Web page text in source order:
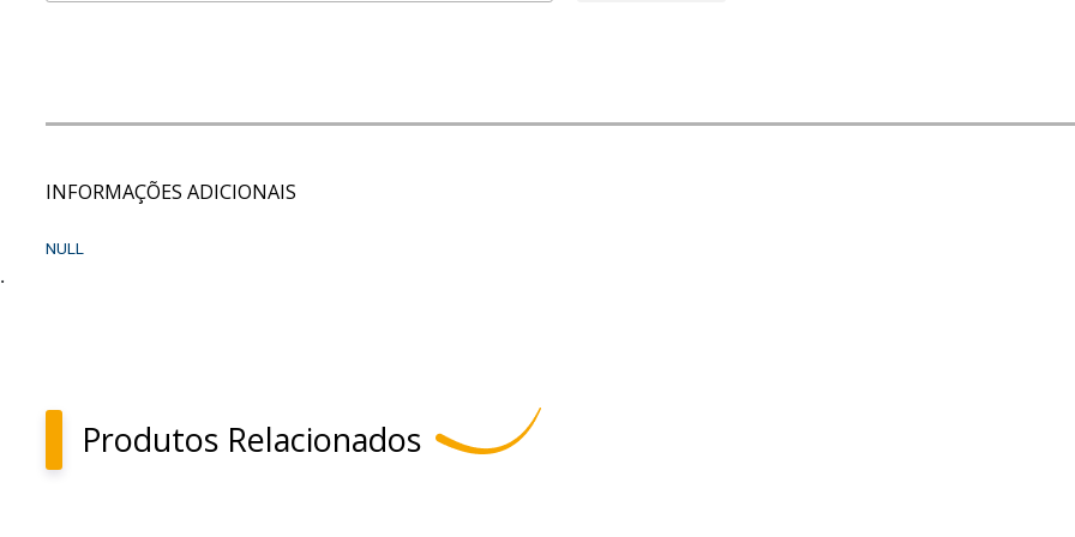
INFORMAÇÕES ADICIONAIS
NULL
.
Produtos Relacionados